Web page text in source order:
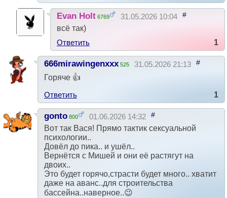
Evan Holt 6769 31.05.2026 10:04 #
всё так)
Ответить
1
666mirawingenxxx 525 31.05.2026 21:13 #
Горяче 👍
Ответить
1
gonto 800 01.06.2026 14:32 #
Вот так Вася! Прямо тактик сексуальной
психологии..
Довёл до пика.. и ушёл..
Вернётся с Мишей и они её растягут на
двоих..
Это будет горячо,страсти будет много.. хватит
даже на аванс..для строительства
бассейна..наверное..😉